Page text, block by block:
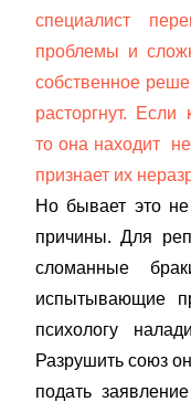
специалист
проблемы и
собственное
расторгнут. Если
то она находит
признает их
Но бывает это
причины. Для
сломанные
испытывающие
психологу
Разрушить союз
подать